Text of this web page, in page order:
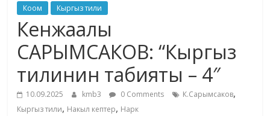
Коом Кыргыз тили
Кенжаалы
САРЫМСАКОВ: “Кыргыз
тилинин табияты – 4″
10.09.2025 kmb3 0 Comments К.Сарымсаков,
Кыргыз тили, Накыл кептер, Нарк